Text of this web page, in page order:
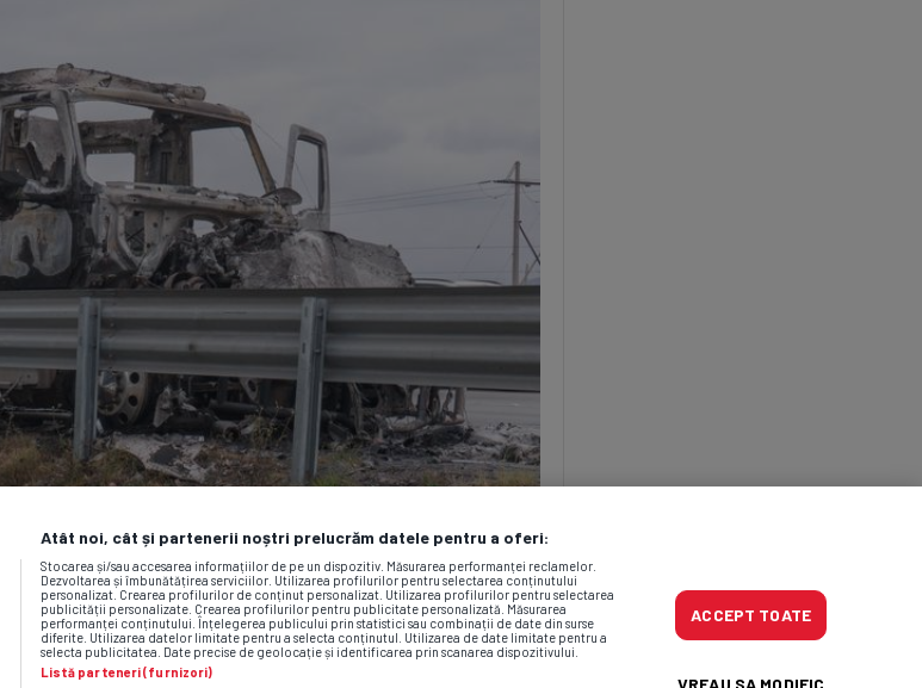
Atât noi, cât și partenerii noștri prelucrăm datele pentru a oferi:
Stocarea și/sau accesarea informațiilor de pe un dispozitiv. Măsurarea performanței reclamelor.
Dezvoltarea și îmbunătățirea serviciilor. Utilizarea profilurilor pentru selectarea conținutului
personalizat. Crearea profilurilor de conținut personalizat. Utilizarea profilurilor pentru selectarea
publicității personalizate. Crearea profilurilor pentru publicitate personalizată. Măsurarea
performanței conținutului. Înțelegerea publicului prin statistici sau combinații de date din surse
diferite. Utilizarea datelor limitate pentru a selecta conținutul. Utilizarea de date limitate pentru a
selecta publicitatea. Date precise de geolocație și identificarea prin scanarea dispozitivului.
Listă parteneri (furnizori)
ACCEPT TOATE
VREAU SA MODIFIC